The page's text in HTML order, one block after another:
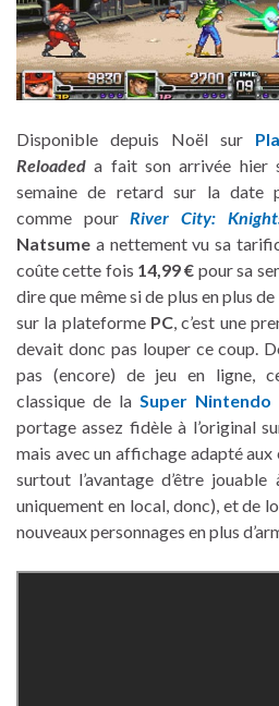
Disponible depuis Noël sur
Reloaded a fait son arrivée hier
semaine de retard sur la date
comme pourRiver City:
Natsume a nettement vu sa
coûte cette fois 14,99 € pour sa
dire que même si de plus en plus
sur la plateforme PC, c’est une
devait donc pas louper ce coup.
pas (encore) de jeu en ligne,
classique de la Super Nintendo
portage assez fidèle à l’original
mais avec un affichage adapté
surtout l’avantage d’être
uniquement en local, donc), et de
nouveaux personnages en plus